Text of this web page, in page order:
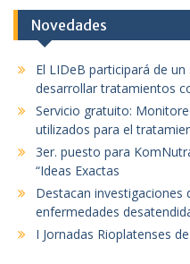
itt
er
k
e
dI
n
Novedades
El LIDeB participará de
desarrollar tratamientos
Servicio gratuito:
utilizados para el
3er. puesto para
“Ideas Exactas
Destacan investigaciones
enfermedades
I Jornadas Rioplatenses